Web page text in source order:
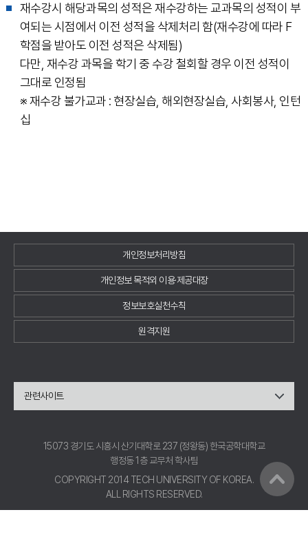
재수강시 해당과목의 성적은 재수강하는 교과목의 성적이 부
여되는 시점에서 이전 성적을 삭제처리 함(재수강에 따라 F
학점을 받아도 이전 성적은 삭제됨)
다만, 재수강 과목을 학기 중 수강 철회할 경우 이전 성적이
그대로 인정됨
※ 재수강 불가교과 : 현장실습, 해외현장실습, 사회봉사, 인턴
십
개인정보처리방침
개인정보 목적외 이용·제공대장
정보보호실천수칙
원격지원
관련사이트
15073 경기도 시흥시 산기대학로 237 (정왕동) 한국공학대학교
행정동 1층 교무처 학사팀
COPYRIGHT 2014 TECH UNIVERSITY OF KOREA.
ALL RIGHTS RESERVED.